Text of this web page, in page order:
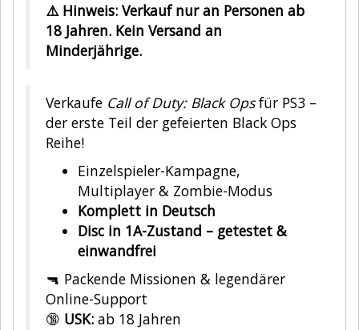
⚠️ Hinweis: Verkauf nur an Personen ab
18 Jahren. Kein Versand an
Minderjährige.
Verkaufe Call of Duty: Black Opsfür PS3 –
der erste Teil der gefeierten Black Ops
Reihe!
Einzelspieler-Kampagne,
Multiplayer & Zombie-Modus
Komplett in Deutsch
Disc in 1A-Zustand – getestet &
einwandfrei
🔫 Packende Missionen & legendärer
Online-Support
🔞 USK: ab 18 Jahren